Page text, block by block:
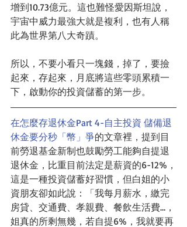
增到10.73億元。這也難怪愛因斯坦說，
宇宙中威力最強大就是複利，也有人稱
此為世界第八大奇蹟。
所以，不要小看只一塊錢，掉了，要撿
起來，存起來，月底將這些零頭累積一
下，啟動你的投資儲蓄的第一步。
在怎麼存退休金Part 4-自主投資 儲備退
休金要分秒「幣」爭的文章裡，提到目
前勞退基金新制也鼓勵勞工能夠自提退
退休金，比重目前法定是薪資的6-12%，
這是一種投資儲蓄好習慣，但白姐的小
資朋友卻如此說：「我每月薪水，繳完
房貸、交通費、孝親費、餐飲生活費…，
姐真的所剩無幾，若自提6%，我就要再